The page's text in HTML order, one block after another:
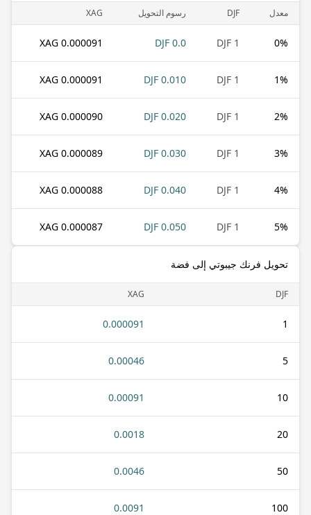
معدل DJF رسوم التحويل XAG
0%
1 DJF
0.0 DJF
0.000091 XAG
1%
1 DJF
0.010 DJF
0.000091 XAG
2%
1 DJF
0.020 DJF
0.000090 XAG
3%
1 DJF
0.030 DJF
0.000089 XAG
4%
1 DJF
0.040 DJF
0.000088 XAG
5%
1 DJF
0.050 DJF
0.000087 XAG
تحويل فرنك جيبوتي إلى فضة
DJF
XAG
1
0.000091
5
0.00046
10
0.00091
20
0.0018
50
0.0046
100
0.0091